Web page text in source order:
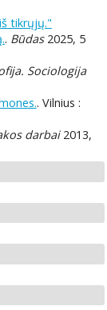
tikrųjų."
. Būdas2025, 5
Sociologija
. Vilnius :
darbai2013,